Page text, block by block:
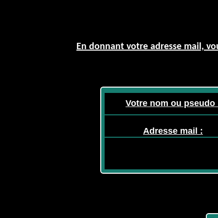
En donnant votre adresse mail,
Votre nom ou pseudo
Adresse mail :